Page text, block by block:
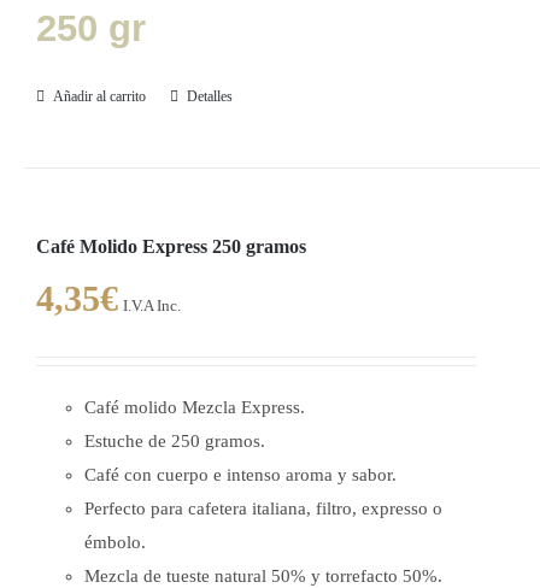
250 gr
Añadir al carrito Detalles
Café Molido Express 250 gramos
4,35€ I.V.A Inc.
Café molido Mezcla Express.
Estuche de 250 gramos.
Café con cuerpo e intenso aroma y sabor.
Perfecto para cafetera italiana, filtro, expresso o
émbolo.
Mezcla de tueste natural 50% y torrefacto 50%.